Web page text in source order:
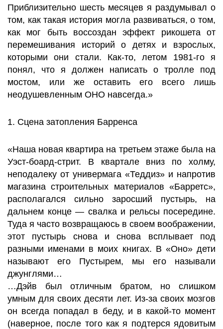
Приблизительно шесть месяцев я раздумывал о
том, как такая история могла развиваться, о том,
как мог быть воссоздан эффект рикошета от
перемешивания историй о детях и взрослых,
которыми они стали. Как-то, летом 1981-го я
понял, что я должен написать о тролле под
мостом, или же оставить его всего лишь
неодушевленным ОНО навсегда.»
1. Сцена затопления Барренса
«Наша новая квартира на третьем этаже была на
Уэст-боард-стрит. В квартале вниз по холму,
неподалеку от универмага «Теддиз» и напротив
магазина строительных материалов «Барретс»,
располагался сильно заросший пустырь, на
дальнем конце — свалка и рельсы посередине.
Туда я часто возвращаюсь в своем воображении,
этот пустырь снова и снова всплывает под
разными именами в моих книгах. В «Оно» дети
называют его Пустырем, мы его называли
джунглями…
…Дэйв был отличным братом, но слишком
умным для своих десяти лет. Из-за своих мозгов
он всегда попадал в беду, и в какой-то момент
(наверное, после того как я подтерся ядовитым